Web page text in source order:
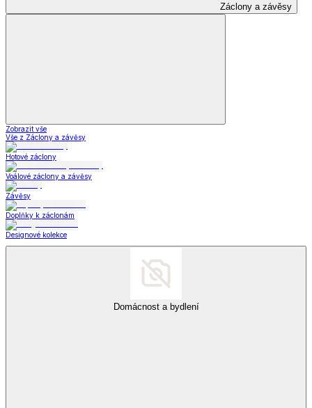
Záclony a závěsy
Zobrazit vše
Vše z Záclony a závěsy
Hotové záclony
Voálové záclony a závěsy
Závěsy
Doplňky k záclonám
Designové kolekce
Domácnost a bydlení